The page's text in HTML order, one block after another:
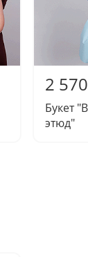
2 570
Букет
этюд"